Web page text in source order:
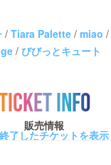
/ Tiara Palette / miao /
/ びびっとキュート
INFO
販売情報
了したチケットを表示